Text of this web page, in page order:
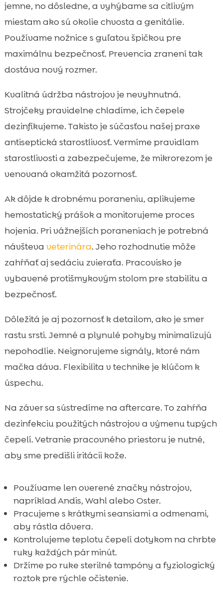
jemne, no dôsledne, a vyhýbame sa citlivým
miestam ako sú okolie chvosta a genitálie.
Používame nožnice s guľatou špičkou pre
maximálnu bezpečnosť. Prevencia zranení tak
dostáva nový rozmer.
Kvalitná údržba nástrojov je nevyhnutná.
Strojčeky pravidelne chladíme, ich čepele
dezinfikujeme. Takisto je súčasťou našej praxe
antiseptická starostlivosť. Vermíme pravidlam
starostlivosti a zabezpečujeme, že mikrorezom je
venovaná okamžitá pozornosť.
Ak dôjde k drobnému poraneniu, aplikujeme
hemostatický prášok a monitorujeme proces
hojenia. Pri vážnejších poraneniach je potrebná
návšteva veterinára. Jeho rozhodnutie môže
zahŕňať aj sedáciu zvieraťa. Pracovisko je
vybavené protišmykovým stolom pre stabilitu a
bezpečnosť.
Dôležitá je aj pozornosť k detailom, ako je smer
rastu srsti. Jemné a plynulé pohyby minimalizujú
nepohodlie. Neignorujeme signály, ktoré nám
mačka dáva. Flexibilita v technike je klúčom k
úspechu.
Na záver sa sústredíme na aftercare. To zahŕňa
dezinfekciu použitých nástrojov a výmenu tupých
čepelí. Vetranie pracovného priestoru je nutné,
aby sme predišli iritácii kože.
Používame len overené značky nástrojov,
napríklad Andis, Wahl alebo Oster.
Pracujeme s krátkymi seansiami a odmenami,
aby rástla dôvera.
Kontrolujeme teplotu čepelí dotykom na chrbte
ruky každých pár minút.
Držíme po ruke sterilné tampóny a fyziologický
roztok pre rýchle očistenie.